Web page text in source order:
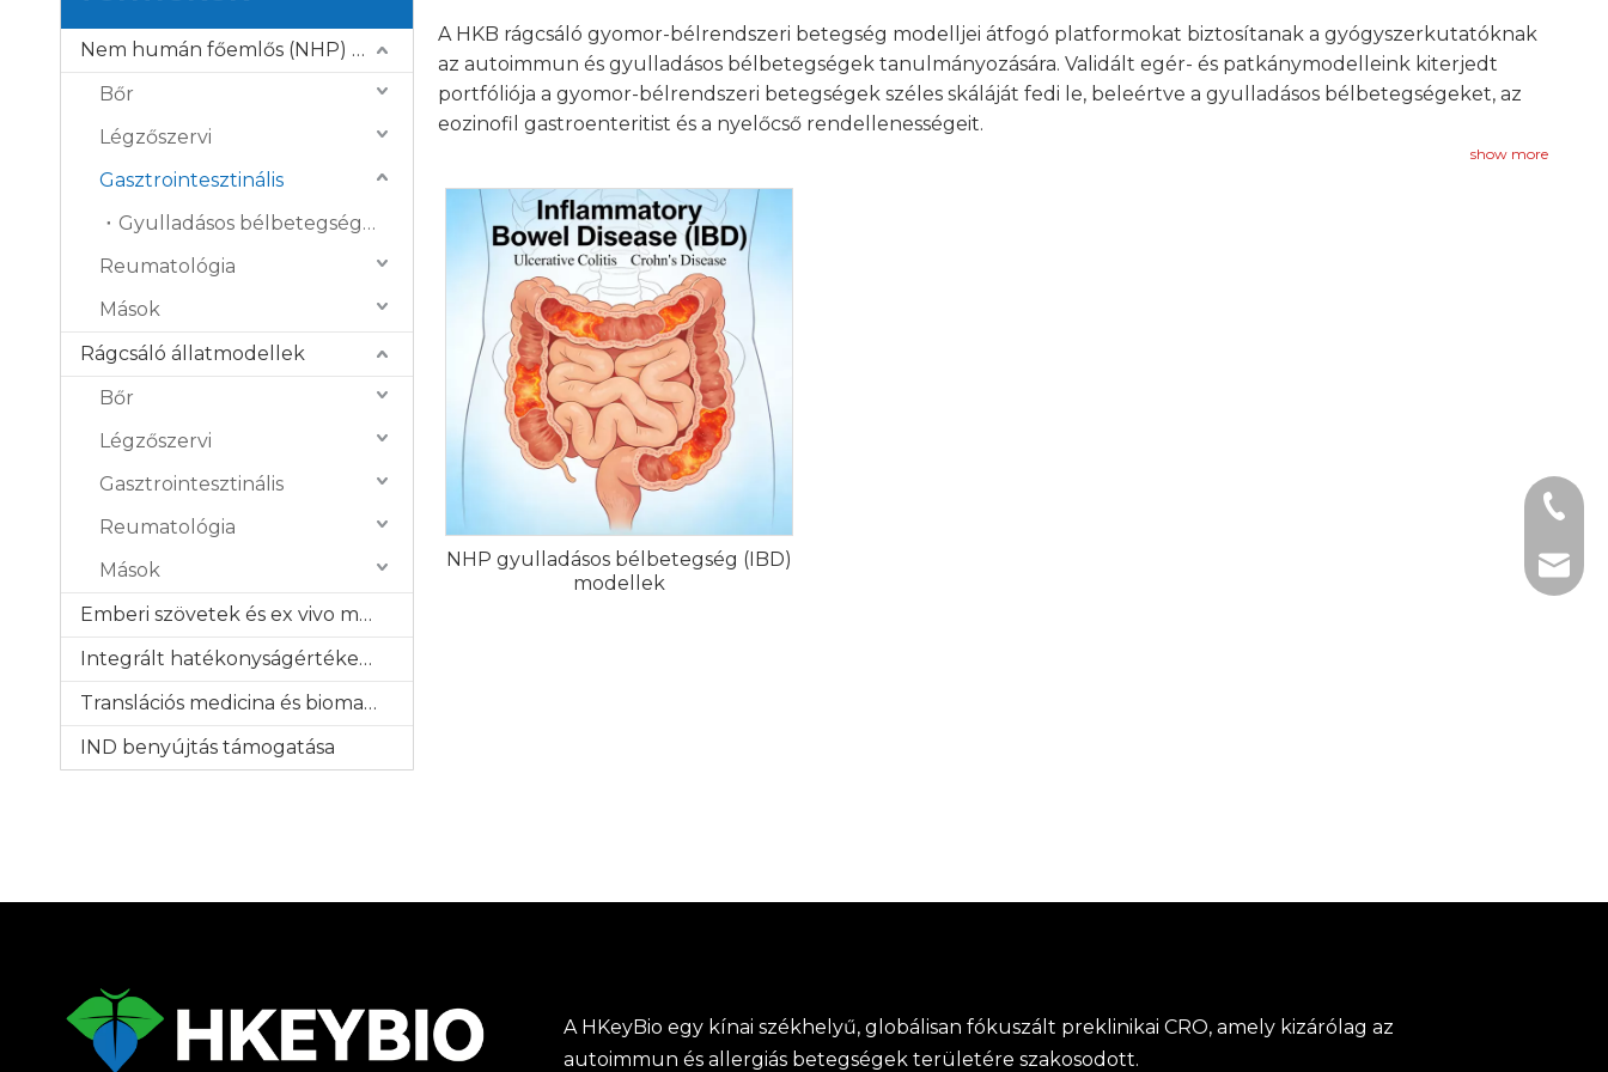
Nem humán főemlős (NHP) modellek
Bőr
Légzőszervi
Gasztrointesztinális
Gyulladásos bélbetegség (IBD)
Reumatológia
Mások
Rágcsáló állatmodellek
Bőr
Légzőszervi
Gasztrointesztinális
Reumatológia
Mások
Emberi szövetek és ex vivo modellek
Integrált hatékonyságértékelés
Translációs medicina és biomarkerek
IND benyújtás támogatása
A HKB rágcsáló gyomor-bélrendszeri betegség modelljei átfogó platformokat biztosítanak a gyógyszerkutatóknak
az autoimmun és gyulladásos bélbetegségek tanulmányozására. Validált egér- és patkánymodelleink kiterjedt
portfóliója a gyomor-bélrendszeri betegségek széles skáláját fedi le, beleértve a gyulladásos bélbetegségeket, az
eozinofil gastroenteritist és a nyelőcső rendellenességeit.
show more
NHP gyulladásos bélbetegség (IBD)
modellek
A HKeyBio egy kínai székhelyű, globálisan fókuszált preklinikai CRO, amely kizárólag az
autoimmun és allergiás betegségek területére szakosodott.
+1
+86-